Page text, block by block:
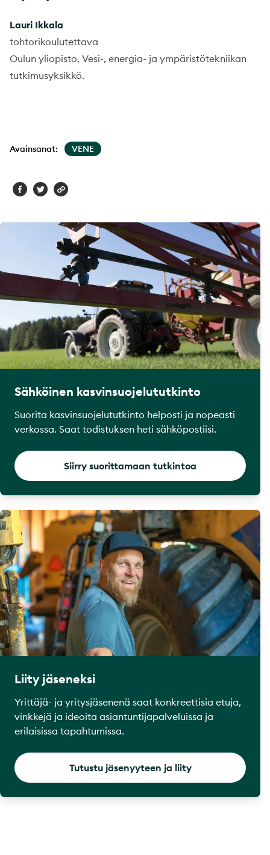
Lauri Ikkala
tohtorikoulutettava
Oulun yliopisto, Vesi-, energia- ja ympäristötekniikan
tutkimusyksikkö.
Avainsanat: VENE
Sähköinen kasvinsuojelututkinto
Suorita kasvinsuojelututkinto helposti ja nopeasti
verkossa. Saat todistuksen heti sähköpostiisi.
Siirry suorittamaan tutkintoa
Liity jäseneksi
Yrittäjä- ja yritysjäsenenä saat konkreettisia etuja,
vinkkejä ja ideoita asiantuntijapalveluissa ja
erilaisissa tapahtumissa.
Tutustu jäsenyyteen ja liity